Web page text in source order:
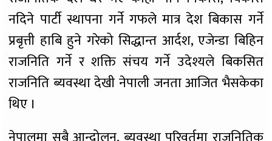
नदिने पार्टी स्थापना गर्ने गफले मात्र देश बिकास गर्ने
प्रबृत्ती हाबि हुने गरेको सिद्धान्त आर्दश, एजेन्डा बिहिन
राजनिति गर्ने र शक्ति संचय गर्ने उदेश्यले बिकसित
राजनिति ब्यवस्था देखी नेपाली जनता आजित भैसकेका
थिए ।